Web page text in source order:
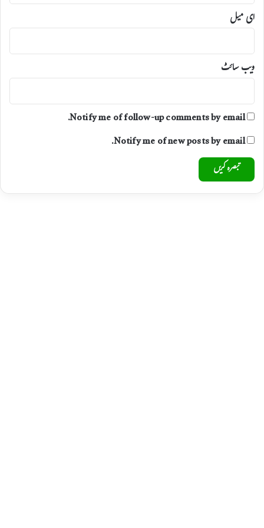
ل
ر
سےم
لاقات
ای میل
ویب‌ سائٹ
Notify me of follow-up comments by email.
Notify me of new posts by email.